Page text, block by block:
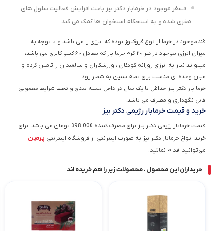
فسفر موجود در خرمابار دکتر بیز باعث افزایش فعالیت سلول های
مغزی شده و به استحکام استخوان ها کمک می کند.
قند موجود در خرما از نوع فروکتوز بوده که انرژی زا می باشد و با توجه به
میزان انرژی موجود در هر ۲۰ گرم خرما بار که معادل ۶۰ کیلو کالری می باشد،
میتواند نیاز به انرژی روزانه کودکان ، ورزشکاران و سالمندان را تامین کرده و
میان وعده ای مناسب برای تمام سنین به شمار رود.
خرما بار دکتر بیز حداقل تا یک سال در داخل بسته بندی و تحت شرایط معمولی
قابل نگهداری و مصرف می باشد.
خرید و قیمت خرمابار رژیمی دکتر بیز
قیمت خرمابار رژیمی دکتر بیز برای مصرف کننده 398.000 تومان می باشد. برای
خرید انواع خرمابار دکتر بیز به صورت اینترنتی از فروشگاه اینترنتی پرمین
می‌توانید اقدام نمائید.
خریداران این محصول ، محصولات زیر را هم خریده اند